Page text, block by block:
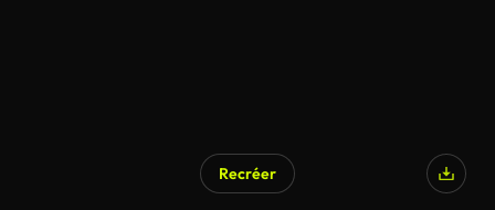
Recréer